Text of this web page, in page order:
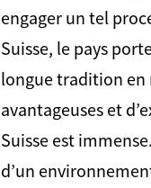
engager un tel
Suisse, le pays
longue tradition en
avantageuses et
Suisse est
d’un